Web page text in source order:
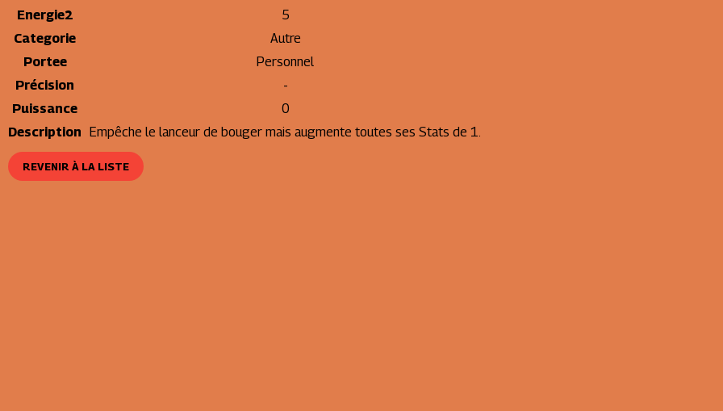
Energie2
5
Categorie
Autre
Portee
Personnel
Précision
-
Puissance
0
Description Empêche le lanceur de bouger mais augmente toutes ses Stats de 1.
REVENIR À LA LISTE